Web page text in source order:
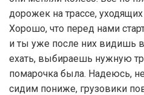
дорожек на трассе,
Хорошо, что перед нами
и ты уже после них видишь
ехать, выбираешь нужную
помарочка была. Надеюсь,
сидим пониже, грузовики